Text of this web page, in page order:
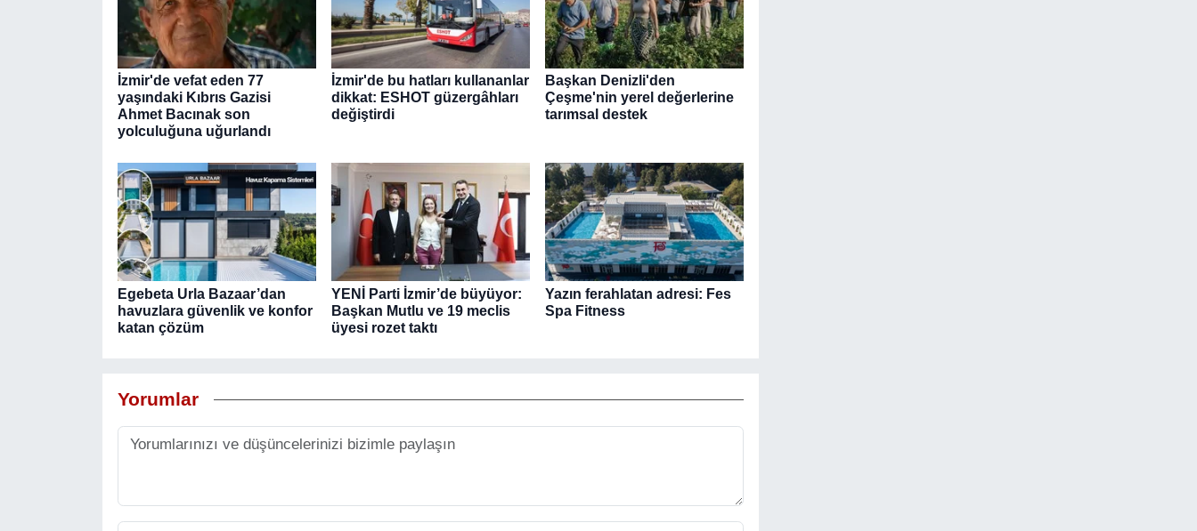
İzmir'de vefat eden 77
yaşındaki Kıbrıs Gazisi
Ahmet Bacınak son
yolculuğuna uğurlandı
İzmir'de bu hatları kullananlar
dikkat: ESHOT güzergâhları
değiştirdi
Başkan Denizli'den
Çeşme'nin yerel değerlerine
tarımsal destek
Egebeta Urla Bazaar’dan
havuzlara güvenlik ve konfor
katan çözüm
YENİ Parti İzmir’de büyüyor:
Başkan Mutlu ve 19 meclis
üyesi rozet taktı
Yazın ferahlatan adresi: Fes
Spa Fitness
Yorumlar